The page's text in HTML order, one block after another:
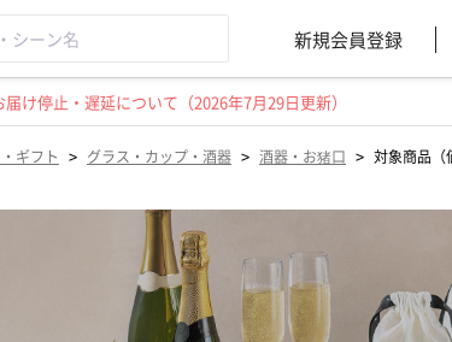
新規会員登録
け停止・遅延について（2026年7月29日更新）
ギフト > グラス・カップ・酒器 > 酒器・お猪口 > 対象商品（